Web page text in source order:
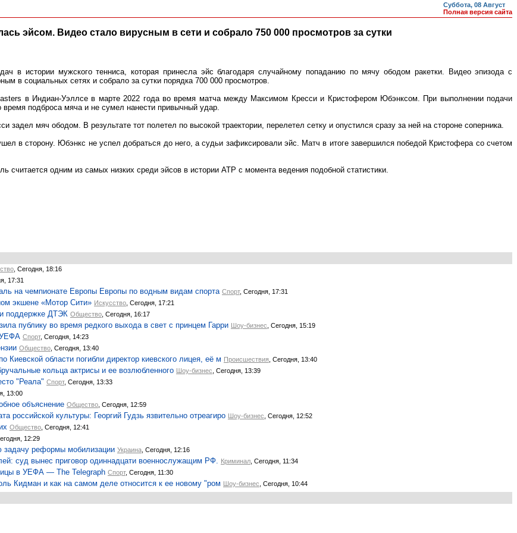
Суббота, 08 Август
Полная версия сайта
эйсом. Видео стало вирусным в сети и собрало 750 000 просмотров за сутки
в истории мужского тенниса, которая принесла эйс благодаря случайному попаданию по мячу ободом ракетки. Видео эпизода с
в социальных сетях и собрало за сутки порядка 700 000 просмотров.
в Индиан-Уэллсе в марте 2022 года во время матча между Максимом Кресси и Кристофером Юбэнксом. При выполнении подачи
подброса мяча и не сумел нанести привычный удар.
задел мяч ободом. В результате тот полетел по высокой траектории, перелетел сетку и опустился сразу за ней на стороне соперника.
в сторону. Юбэнкс не успел добраться до него, а судьи зафиксировали эйс. Матч в итоге завершился победой Кристофера со счетом
считается одним из самых низких среди эйсов в истории ATP с момента ведения подобной статистики.
, Сегодня, 18:16
17:31
на чемпионате Европы Европы по водным видам спорта Спорт, Сегодня, 17:31
экшене «Мотор Сити» Искусство , Сегодня, 17:21
поддержке ДТЭК Общество , Сегодня, 16:17
публику во время редкого выхода в свет с принцем Гарри Шоу-бизнес , Сегодня, 15:19
УЕФА Спорт, Сегодня, 14:23
Общество , Сегодня, 13:40
области погибли директор киевского лицея, её м Происшествия , Сегодня, 13:40
кольца актрисы и ее возлюбленного Шоу-бизнес , Сегодня, 13:39
"Реала" Спорт, Сегодня, 13:33
13:00
объяснение Общество , Сегодня, 12:59
российской культуры: Георгий Гудзь язвительно отреагиро Шоу-бизнес , Сегодня, 12:52
Общество , Сегодня, 12:41
12:29
задачу реформы мобилизации Украина , Сегодня, 12:16
суд вынес приговор одиннадцати военнослужащим РФ. Криминал , Сегодня, 11:34
в УЕФА — The Telegraph Спорт, Сегодня, 11:30
Кидман и как на самом деле относится к ее новому "ром Шоу-бизнес , Сегодня, 10:44